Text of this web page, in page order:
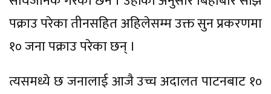
पक्राउ परेका तीनसहित अहिलेसम्म उक्त सुन प्रकरणमा
१० जना पक्राउ परेका छन् ।
त्यसमध्ये छ जनालाई आजै उच्च अदालत पाटनबाट १०